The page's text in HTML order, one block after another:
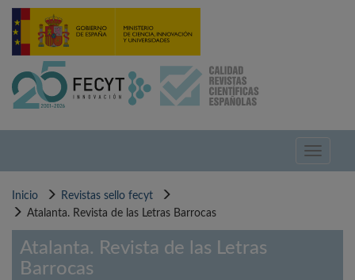
Pasar
contenido
Toggle
Inicio
Revistas sello fecyt
Atalanta. Revista de las Letras Barrocas
Atalanta. Revista de las Letras
Barrocas